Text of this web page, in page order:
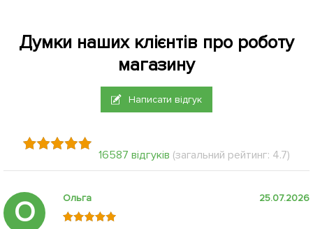
Думки наших клієнтів про роботу
магазину
Написати відгук
16587 відгуків (загальний рейтинг: 4.7)
О Ольга 25.07.2026